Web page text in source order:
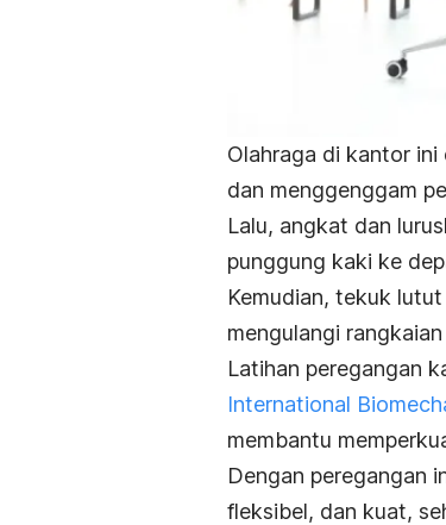
Olahraga di kantor ini
dan menggenggam
Lalu, angkat dan
punggung kaki ke
Kemudian, tekuk
mengulangi
Latihan peregangan
International
membantu
Dengan peregangan
fleksibel, dan kuat,